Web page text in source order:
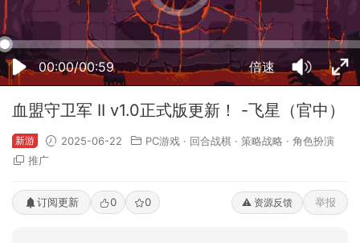
00:00/00:59 倍速
血盟守卫军 II v1.0正式版更新！ -飞星（官中）
新游 2025-06-22 PC游戏 · 回合战棋 · 策略战略 · 角色扮演
推广
订阅更新 0 0 ⚠️ 资源反馈 举报